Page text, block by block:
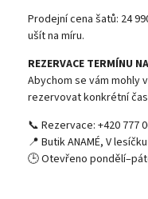
Prodejní cena šatů: 24
ušít na míru.
REZERVACE TERMÍNU
Abychom se vám mohly
rezervovat konkrétní
📞 Rezervace: +420 777
📍 Butik ANAMÉ, V
🕒 Otevřeno